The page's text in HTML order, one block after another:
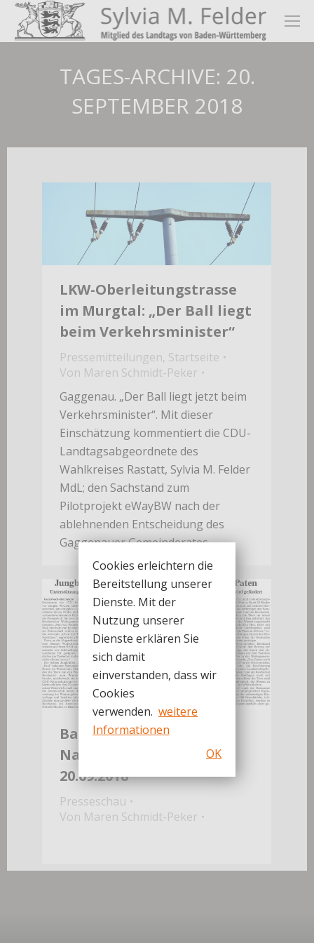
TAGES-ARCHIVE: 20.
SEPTEMBER 2018
LKW-Oberleitungstrasse
im Murgtal: „Der Ball liegt
beim Verkehrsminister“
Pressemitteilungen, Startseite
Von Maren Schmidt-Peker
Gaggenau. „Der Ball liegt jetzt beim
Verkehrsminister“. Mit dieser
Einschätzung kommentiert die CDU-
Landtagsabgeordnete des
Wahlkreises Rastatt, Sylvia M. Felder
MdL; den Sachstand zum
Pilotprojekt eWayBW nach der
ablehnenden Entscheidung des
Gaggenauer Gemeinderates.
Badische Neueste
Nachrichten vom
20.09.2018
Presseschau
Von Maren Schmidt-Peker
Cookies erleichtern die
Bereitstellung unserer
Dienste. Mit der
Nutzung unserer
Dienste erklären Sie
sich damit
einverstanden, dass wir
Cookies
verwenden. weitere
Informationen
OK